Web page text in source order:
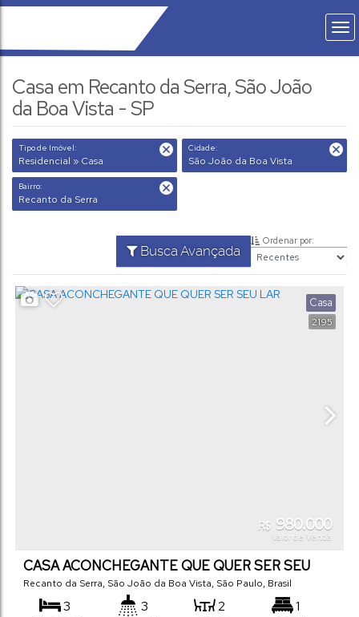
Casa em Recanto da Serra, São João
da Boa Vista - SP
Tipo de Imóvel:
Residencial » Casa
Cidade:
São João da Boa Vista
Bairro:
Recanto da Serra
Busca Avançada
Ordenar por:
2195
Casa
R$ 980.000
Valor de Venda
CASA ACONCHEGANTE QUE QUER SER SEU
LAR
Recanto da Serra, São João da Boa Vista, São Paulo, Brasil
3 3 2 1